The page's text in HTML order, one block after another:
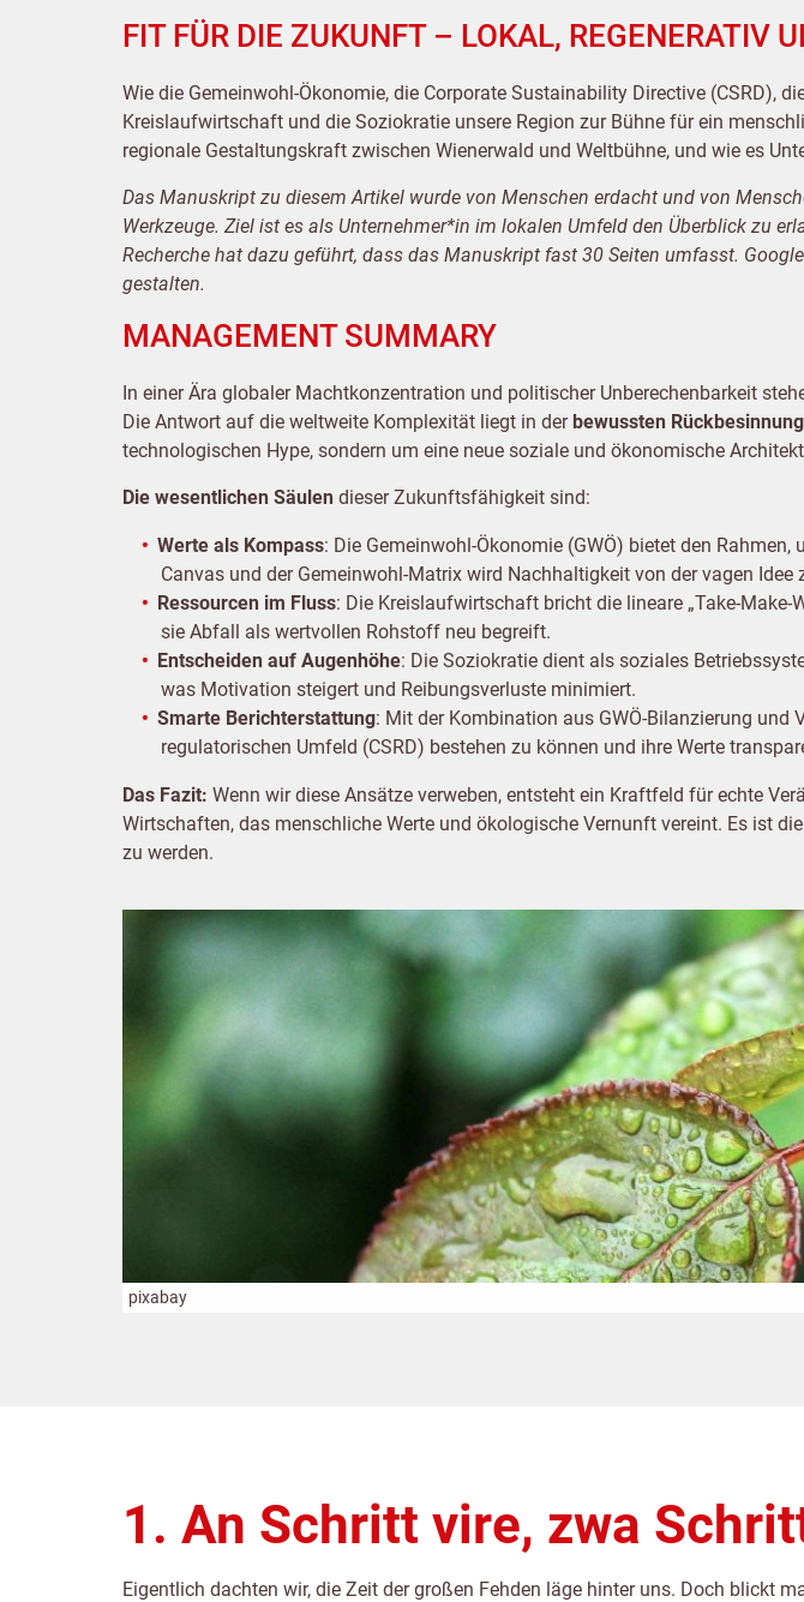
FIT FÜR DIE ZUKUNFT – LOKAL, REGENERATIV
Wie die Gemeinwohl-Ökonomie, die Corporate Sustainability Directive (CSRD),
Kreislaufwirtschaft und die Soziokratie unsere Region zur Bühne für ein
regionale Gestaltungskraft zwischen Wienerwald und Weltbühne, und wie es
Das Manuskript zu diesem Artikel wurde von Menschen erdacht und von
Werkzeuge. Ziel ist es als Unternehmer*in im lokalen Umfeld den Überblick zu
Recherche hat dazu geführt, dass das Manuskript fast 30 Seiten umfasst.
gestalten.
MANAGEMENT SUMMARY
In einer Ära globaler Machtkonzentration und politischer Unberechenbarkeit
Die Antwort auf die weltweite Komplexität liegt in der bewussten
technologischen Hype, sondern um eine neue soziale und ökonomische
Die wesentlichen Säulen dieser Zukunftsfähigkeit sind:
Werte als Kompass: Die Gemeinwohl-Ökonomie (GWÖ) bietet den
Canvas und der Gemeinwohl-Matrix wird Nachhaltigkeit von der vagen
Ressourcen im Fluss: Die Kreislaufwirtschaft bricht die lineare „Take-
sie Abfall als wertvollen Rohstoff neu begreift.
Entscheiden auf Augenhöhe: Die Soziokratie dient als soziales
was Motivation steigert und Reibungsverluste minimiert.
Smarte Berichterstattung: Mit der Kombination aus GWÖ-Bilanzierung und
regulatorischen Umfeld (CSRD) bestehen zu können und ihre Werte
Das Fazit: Wenn wir diese Ansätze verweben, entsteht ein Kraftfeld für echte
Wirtschaften, das menschliche Werte und ökologische Vernunft vereint. Es ist
zu werden.
pixabay
1. An Schritt vire, zwa
Eigentlich dachten wir, die Zeit der großen Fehden läge hinter uns. Doch blickt